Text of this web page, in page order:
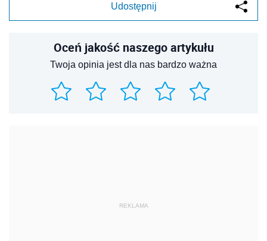
Udostępnij
Oceń jakość naszego artykułu
Twoja opinia jest dla nas bardzo ważna
REKLAMA